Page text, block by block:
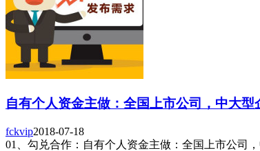
自有个人资金主做：全国上市公司，中大型
fckvip2018-07-18
01、勾兑合作：自有个人资金主做：全国上市公司